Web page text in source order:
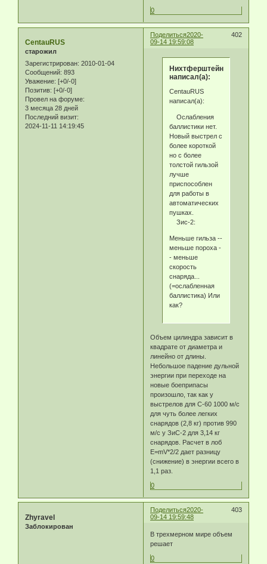
0
Поделиться 402
2020-
09-14 19:59:08
CentauRUS
старожил
Зарегистрирован: 2010-01-04
Сообщений: 893
Уважение: [+0/-0]
Позитив: [+0/-0]
Провел на форуме:
3 месяца 28 дней
Последний визит:
2024-11-11 14:19:45
Нихтферштейн
написал(а):
CentauRUS
написал(а):
Ослабления
баллистики нет.
Новый выстрел с
более короткой
но с более
толстой гильзой
лучше
приспособлен
для работы в
автоматических
пушках.
Зис-2:
Меньше гильза --
меньше пороха -
- меньше
скорость
снаряда...
(=ослабленная
баллистика) Или
как?
Объем цилиндра зависит в
квадрате от диаметра и
линейно от длины.
Небольшое падение дульной
энергии при переходе на
новые боеприпасы
произошло, так как у
выстрелов для С-60 1000 м/с
для чуть более легких
снарядов (2,8 кг) против 990
м/с у ЗиС-2 для 3,14 кг
снарядов. Расчет в лоб
Е=mV*2/2 дает разницу
(снижение) в энергии всего в
1,1 раз.
0
Поделиться 403
2020-
09-14 19:59:48
Zhyravel
Заблокирован
В трехмерном мире объем
решает
0